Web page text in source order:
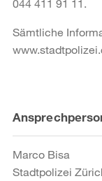
044 411 91 11.
Sämtliche
Weitere
Marco Bisa
Stadtpolizei